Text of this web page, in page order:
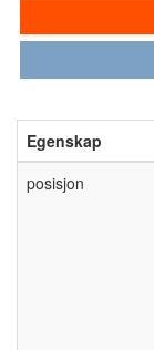
Egenskap
posisjon